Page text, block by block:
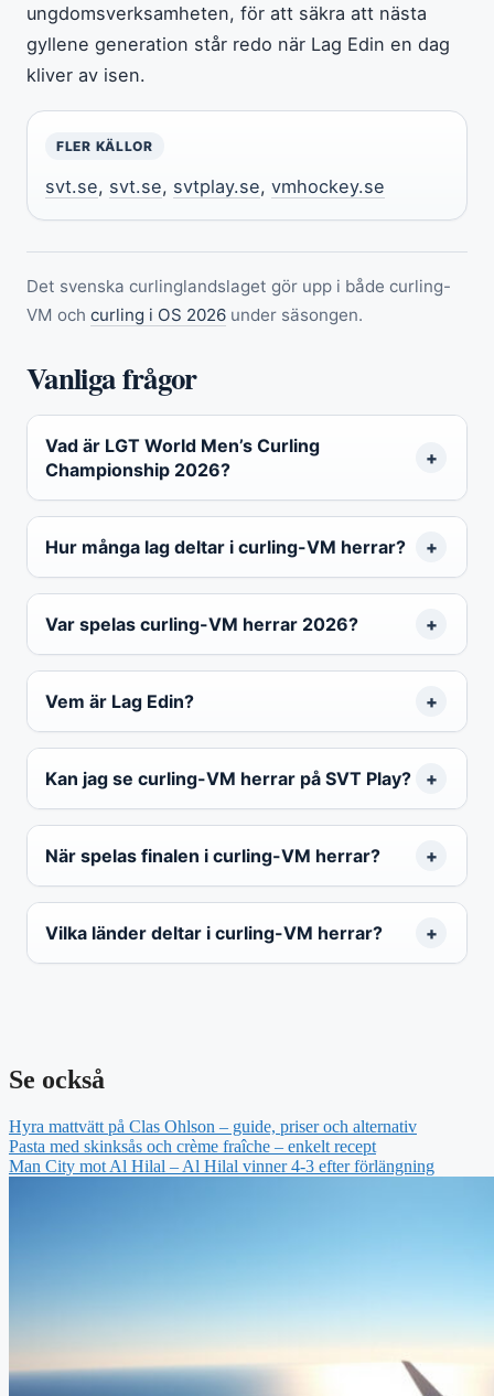
ungdomsverksamheten, för att säkra att nästa
gyllene generation står redo när Lag Edin en dag
kliver av isen.
FLER KÄLLOR
svt.se, svt.se, svtplay.se, vmhockey.se
Det svenska curlinglandslaget gör upp i både curling-
VM och curling i OS 2026 under säsongen.
Vanliga frågor
Vad är LGT World Men’s Curling
Championship 2026?
Hur många lag deltar i curling-VM herrar?
Var spelas curling-VM herrar 2026?
Vem är Lag Edin?
Kan jag se curling-VM herrar på SVT Play?
När spelas finalen i curling-VM herrar?
Vilka länder deltar i curling-VM herrar?
Se också
Hyra mattvätt på Clas Ohlson – guide, priser och alternativ
Pasta med skinksås och crème fraîche – enkelt recept
Man City mot Al Hilal – Al Hilal vinner 4-3 efter förlängning